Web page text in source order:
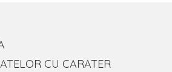
CU CARATER